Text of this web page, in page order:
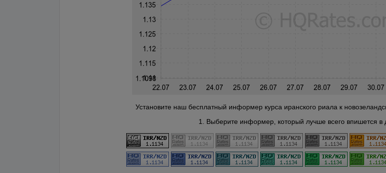
Установите наш бесплатный информер курса иранского риала к
1. Выберите информер, который лучше всего впишется в